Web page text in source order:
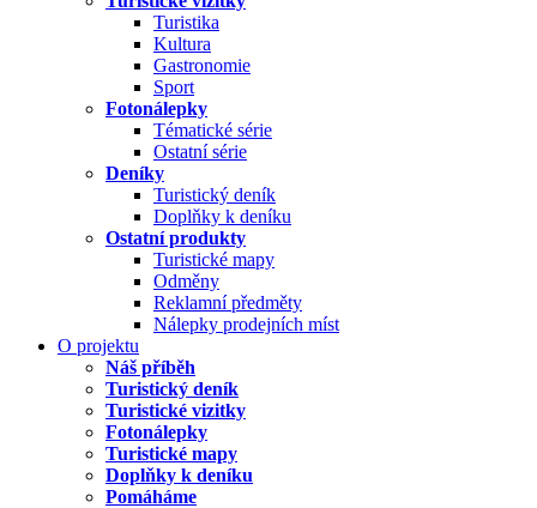
Turistika
Kultura
Gastronomie
Sport
Fotonálepky
Tématické série
Ostatní série
Deníky
Turistický deník
Doplňky k deníku
Ostatní produkty
Turistické mapy
Odměny
Reklamní předměty
Nálepky prodejních míst
O projektu
Náš příběh
Turistický deník
Turistické vizitky
Fotonálepky
Turistické mapy
Doplňky k deníku
Pomáháme